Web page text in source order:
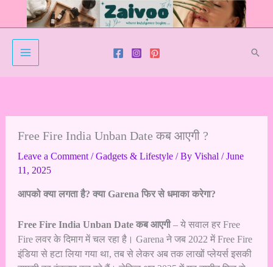
Free Fire India Unban Date कब आएगी ?
Leave a Comment /Gadgets & Lifestyle/ By Vishal /June
11, 2025
आपको क्या लगता है? क्या Garena फिर से धमाका करेगा?
Free Fire India Unban Date कब आएगी– ये सवाल हर Free
Fire लवर के दिमाग में चल रहा है। Garena ने जब 2022 में Free Fire
इंडिया से हटा लिया गया था, तब से लेकर अब तक लाखों प्लेयर्स इसकी